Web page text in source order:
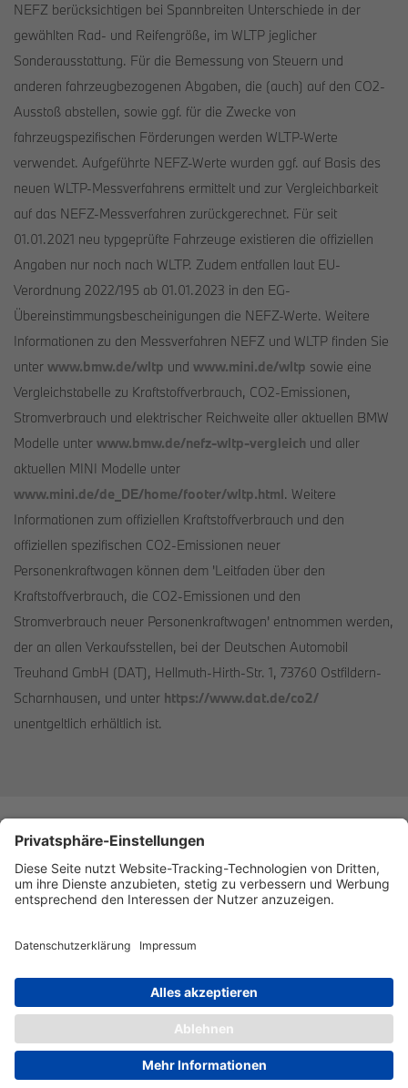
NEFZ berücksichtigen bei Spannbreiten Unterschiede in der
gewählten Rad- und Reifengröße, im WLTP jeglicher
Sonderausstattung. Für die Bemessung von Steuern und
anderen fahrzeugbezogenen Abgaben, die (auch) auf den CO2-
Ausstoß abstellen, sowie ggf. für die Zwecke von
fahrzeugspezifischen Förderungen werden WLTP-Werte
verwendet. Aufgeführte NEFZ-Werte wurden ggf. auf Basis des
neuen WLTP-Messverfahrens ermittelt und zur Vergleichbarkeit
auf das NEFZ-Messverfahren zurückgerechnet. Für seit
01.01.2021 neu typgeprüfte Fahrzeuge existieren die offiziellen
Angaben nur noch nach WLTP. Zudem entfallen laut EU-
Verordnung 2022/195 ab 01.01.2023 in den EG-
Übereinstimmungsbescheinigungen die NEFZ-Werte. Weitere
Informationen zu den Messverfahren NEFZ und WLTP finden Sie
unter www.bmw.de/wltp und www.mini.de/wltp sowie eine
Vergleichstabelle zu Kraftstoffverbrauch, CO2-Emissionen,
Stromverbrauch und elektrischer Reichweite aller aktuellen BMW
Modelle unter www.bmw.de/nefz-wltp-vergleich und aller
aktuellen MINI Modelle unter
www.mini.de/de_DE/home/footer/wltp.html. Weitere
Informationen zum offiziellen Kraftstoffverbrauch und den
offiziellen spezifischen CO2-Emissionen neuer
Personenkraftwagen können dem 'Leitfaden über den
Kraftstoffverbrauch, die CO2-Emissionen und den
Stromverbrauch neuer Personenkraftwagen' entnommen werden,
der an allen Verkaufsstellen, bei der Deutschen Automobil
Treuhand GmbH (DAT), Hellmuth-Hirth-Str. 1, 73760 Ostfildern-
Scharnhausen, und unter https://www.dat.de/co2/
unentgeltlich erhältlich ist.
Impressum Barrierefreiheitserklärung
©Rolf Horn. Alle Rechte vorbehalten